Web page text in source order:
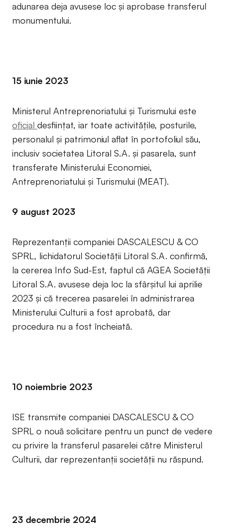
adunarea deja avusese loc și aprobase transferul
monumentului.
15 iunie 2023
Ministerul Antreprenoriatului și Turismului este
oficial desființat, iar toate activitățile, posturile,
personalul și patrimoniul aflat în portofoliul său,
inclusiv societatea Litoral S.A. și pasarela, sunt
transferate Ministerului Economiei,
Antreprenoriatului și Turismului (MEAT).
9 august 2023
Reprezentanții companiei DASCALESCU & CO
SPRL, lichidatorul Societății Litoral S.A. confirmă,
la cererea Info Sud-Est, faptul că AGEA Societății
Litoral S.A. avusese deja loc la sfârșitul lui aprilie
2023 și că trecerea pasarelei în administrarea
Ministerului Culturii a fost aprobată, dar
procedura nu a fost încheiată.
10 noiembrie 2023
ISE transmite companiei DASCALESCU & CO
SPRL o nouă solicitare pentru un punct de vedere
cu privire la transferul pasarelei către Ministerul
Culturii, dar reprezentanții societății nu răspund.
23 decembrie 2024